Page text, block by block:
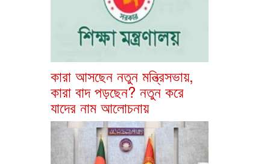
কারা আসছেন নতুন মন্ত্রিসভায়,
কারা বাদ পড়ছেন? নতুন করে
যাদের নাম আলোচনায়